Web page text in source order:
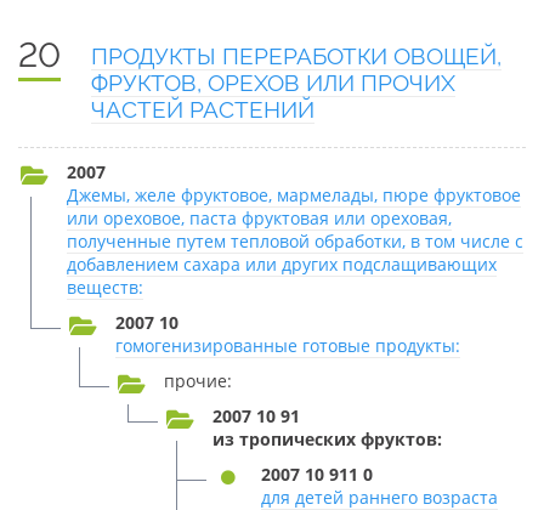
20
ПРОДУКТЫ ПЕРЕРАБОТКИ ОВОЩЕЙ,
ФРУКТОВ, ОРЕХОВ ИЛИ ПРОЧИХ
ЧАСТЕЙ РАСТЕНИЙ
2007
Джемы, желе фруктовое, мармелады, пюре фруктовое
или ореховое, паста фруктовая или ореховая,
полученные путем тепловой обработки, в том числе с
добавлением сахара или других подслащивающих
веществ:
2007 10
гомогенизированные готовые продукты:
прочие:
2007 10 91
из тропических фруктов:
2007 10 911 0
для детей раннего возраста